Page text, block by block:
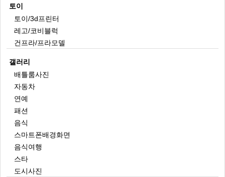
토이
토이/3d프린터
레고/코비블럭
건프라/프라모델
갤러리
배틀룸사진
자동차
연예
패션
음식
스마트폰배경화면
음식여행
스타
도시사진